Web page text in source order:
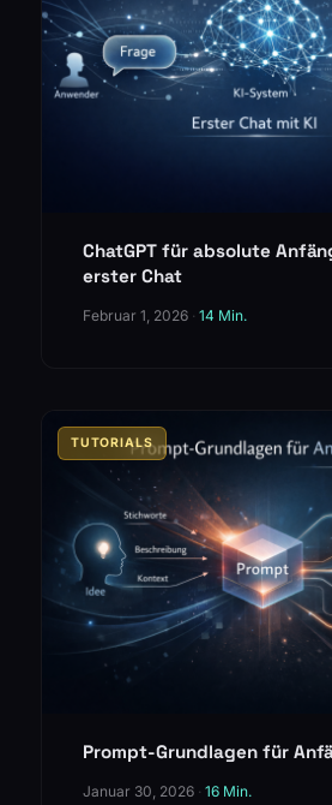
ChatGPT für absolute
erster Chat
Februar 1, 2026 · 14 Min.
TUTORIALS
Prompt-Grundlagen für
Januar 30, 2026 · 16 Min.